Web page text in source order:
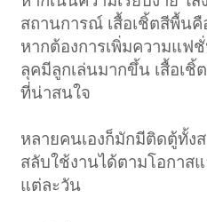
สถานการณ์ เสื้อเชิ้ตสีพื้น
หากต้องการเพิ่มความแฟ
ลุคมีลูกเล่นมากขึ้น เสื้อเชิ้
ที่น่าสนใจ
หลายคนเองก็มักมีติดตู้ทั้ง
สลับใช้งานได้ตามโอกาส
แต่ละวัน